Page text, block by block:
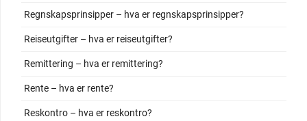
Regnskapsprinsipper – hva er regnskapsprinsipper?
Reiseutgifter – hva er reiseutgifter?
Remittering – hva er remittering?
Rente – hva er rente?
Reskontro – hva er reskontro?